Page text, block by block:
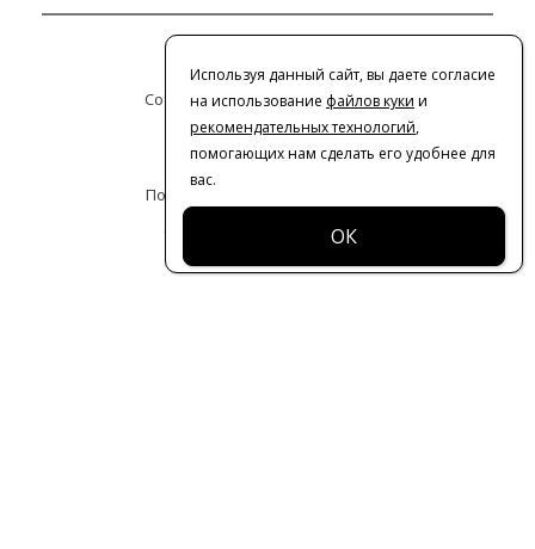
Сотрудничество с дизайнерами
Оферта
Политика конфиденциальности
© 2016-2026 | VERESK studio
Используя данный сайт, вы даете согласие
на использование файлов куки и
рекомендательных технологий,
помогающих нам сделать его удобнее для
вас.